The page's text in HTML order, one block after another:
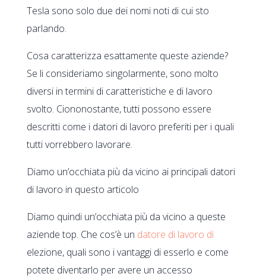
Tesla sono solo due dei nomi noti di cui sto
parlando.
Cosa caratterizza esattamente queste aziende?
Se li consideriamo singolarmente, sono molto
diversi in termini di caratteristiche e di lavoro
svolto. Ciononostante, tutti possono essere
descritti come i datori di lavoro preferiti per i quali
tutti vorrebbero lavorare.
Diamo un’occhiata più da vicino ai principali datori
di lavoro in questo articolo
Diamo quindi un’occhiata più da vicino a queste
aziende top. Che cos’è un datore di lavoro di
elezione, quali sono i vantaggi di esserlo e come
potete diventarlo per avere un accesso